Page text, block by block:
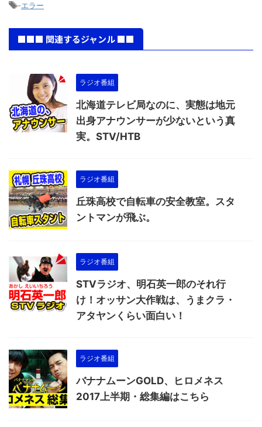
-エラー
■■■ 関連するジャンル ■■
ラジオ番組
北海道テレビ局なのに、実態は地元
出身アナウンサーが少ないという真
実。STV/HTB
ラジオ番組
丘珠高校で自転車の安全教室。スタ
ントマンが飛ぶ。
ラジオ番組
STVラジオ、明石英一郎のそれ行
け！オッサン大作戦は、うまクラ・
アタヤンくらい面白い！
ラジオ番組
バナナムーンGOLD、ヒロメネス
2017上半期・総集編はこちら